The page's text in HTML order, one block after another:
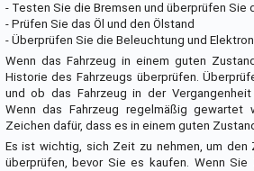
- Testen Sie die Bremsen und überprüfen Sie
- Prüfen Sie das Öl und den Ölstand
- Überprüfen Sie die Beleuchtung und
Wenn das Fahrzeug in einem guten
Historie des Fahrzeugs überprüfen.
und ob das Fahrzeug in der
Wenn das Fahrzeug regelmäßig
Zeichen dafür, dass es in einem guten
Es ist wichtig, sich Zeit zu nehmen, um den
überprüfen, bevor Sie es kaufen. Wenn